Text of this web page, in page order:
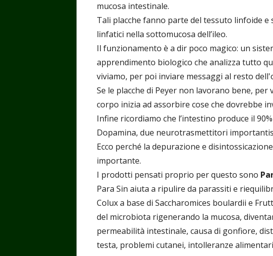
mucosa intestinale.
Tali placche fanno parte del tessuto linfoide
linfatici nella sottomucosa dell’ileo.
Il funzionamento è a dir poco magico: un
apprendimento biologico che analizza tutto
viviamo, per poi inviare messaggi al resto
Se le placche di Peyer non lavorano bene,
corpo inizia ad assorbire cose che dovrebbe
Infine ricordiamo che l’intestino produce il
Dopamina, due neurotrasmettitori
Ecco perché la depurazione e
importante.
I prodotti pensati proprio per questo sono
Para Sin aiuta a ripulire da parassiti e
Colux a base di Saccharomices boulardii e
del microbiota rigenerando la mucosa,
permeabilità intestinale, causa di gonfiore,
testa, problemi cutanei, intolleranze